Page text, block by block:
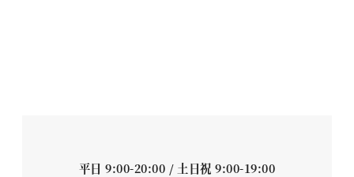
平日 9:00-20:00 / 土日祝 9:00-19:00